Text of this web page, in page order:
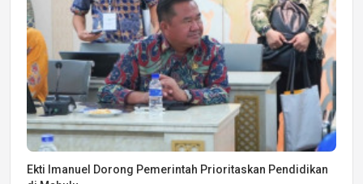
Ekti Imanuel Dorong Pemerintah Prioritaskan Pendidikan